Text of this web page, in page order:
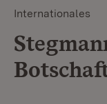
Internationales